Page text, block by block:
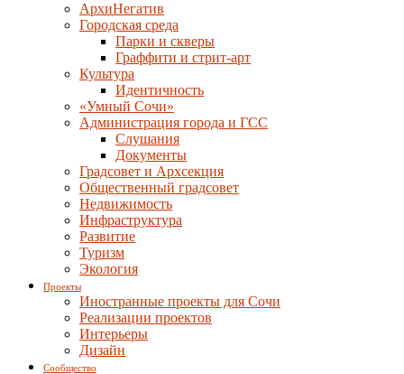
АрхиНегатив
Городская среда
Парки и скверы
Граффити и стрит-арт
Культура
Идентичность
«Умный Сочи»
Администрация города и ГСС
Слушания
Документы
Градсовет и Архсекция
Общественный градсовет
Недвижимость
Инфраструктура
Развитие
Туризм
Экология
Проекты
Иностранные проекты для Сочи
Реализации проектов
Интерьеры
Дизайн
Сообщество